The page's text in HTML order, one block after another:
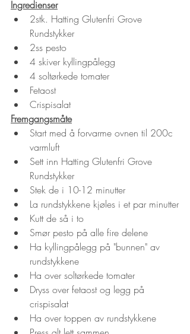
Ingredienser
2stk. Hatting Glutenfri Grove
Rundstykker
2ss pesto
4 skiver kyllingpålegg
4 soltørkede tomater
Fetaost
Crispisalat
Fremgangsmåte
Start med å forvarme ovnen til 200c
varmluft
Sett inn Hatting Glutenfri Grove
Rundstykker
Stek de i 10-12 minutter
La rundstykkene kjøles i et par minutter
Kutt de så i to
Smør pesto på alle fire delene
Ha kyllingpålegg på "bunnen" av
rundstykkene
Ha over soltørkede tomater
Dryss over fetaost og legg på
crispisalat
Ha over toppen av rundstykkene